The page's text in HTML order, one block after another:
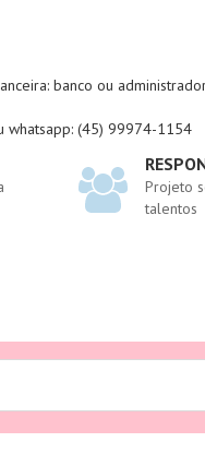
banco ou
whatsapp: (45) 99974-1154
Projeto
talentos